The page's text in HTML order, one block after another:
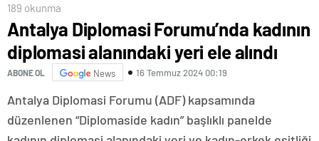
189 okunma
Antalya Diplomasi Forumu’nda kadının
diplomasi alanındaki yeri ele alındı
ABONE OL News 16 Temmuz 2024 00:19
Antalya Diplomasi Forumu (ADF) kapsamında
düzenlenen “Diplomaside kadın” başlıklı panelde